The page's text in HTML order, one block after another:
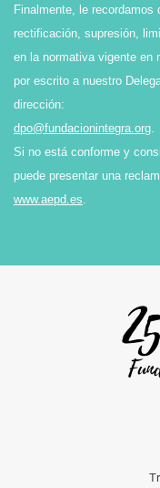
Finalmente, le recordamos
rectificación, supresión,
en la normativa vigente en
por escrito a nuestro
dirección:
dpo@fundacionintegra.org
Si no está conforme y
puede presentar una
www.aepd.es